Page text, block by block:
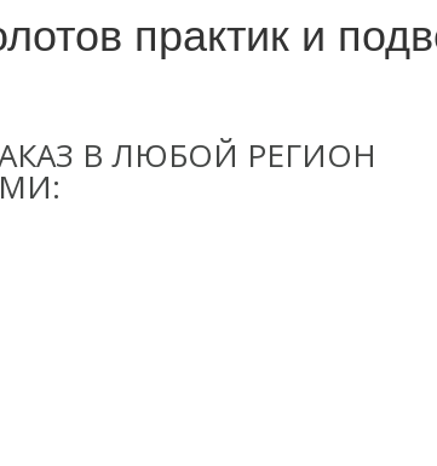
практик и
В ЛЮБОЙ РЕГИОН